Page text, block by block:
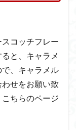
コッチフレー
と、キャラメ
、キャラメル
せをお願い致
ちらのページ